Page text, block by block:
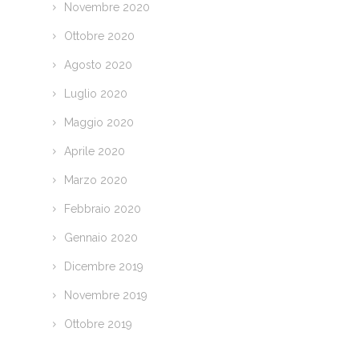
Novembre 2020
Ottobre 2020
Agosto 2020
Luglio 2020
Maggio 2020
Aprile 2020
Marzo 2020
Febbraio 2020
Gennaio 2020
Dicembre 2019
Novembre 2019
Ottobre 2019